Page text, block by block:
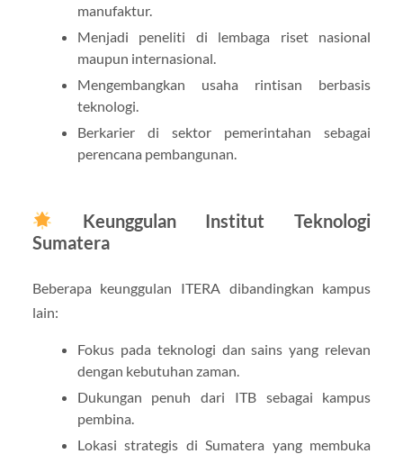
manufaktur.
Menjadi peneliti di lembaga riset nasional
maupun internasional.
Mengembangkan usaha rintisan berbasis
teknologi.
Berkarier di sektor pemerintahan sebagai
perencana pembangunan.
Keunggulan Institut Teknologi
Sumatera
Beberapa keunggulan ITERA dibandingkan kampus
lain:
Fokus pada teknologi dan sains yang relevan
dengan kebutuhan zaman.
Dukungan penuh dari ITB sebagai kampus
pembina.
Lokasi strategis di Sumatera yang membuka